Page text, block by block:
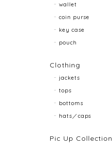
wallet
coin purse
key case
pouch
Clothing
jackets
tops
bottoms
hats／caps
Pic Up Collection